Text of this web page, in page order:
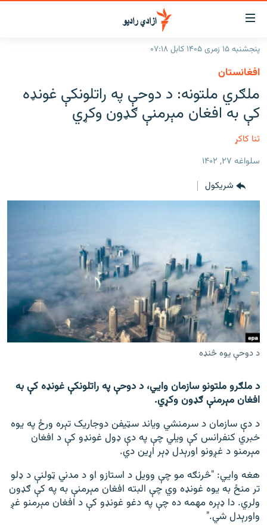
د
لاسرسۍ
وړ
لېنکونه
متن
ته
ورتلل
اصلي
ته
لټون
راپورونه
افغانستانخبرونه
د خپرونو جدول
اونیزې خپرونې
انځوریزه برخه
'کووېډ-۱۹'
اړیکه
دري پاڼه
Azadi English
راسره ملګري شئ
د ازادې اروپا/ ازادي راډيو ټولې پاڼې
پنجشنبه ۱۵ زمری ۱۴۰۵ کابل ۰۷:۱۸
افغانستان
ملګري ملتونه: د دوحې په راتلونکې غونډه
کې به افغان مېرمنې ګډون وکړي
ثنا کاکړ
سلواغه ۲۷, ۱۴۰۲
شريکول
د دوحې یوه څنډه
د ملګرو ملتونو سازمان وايي، د دوحې په راتلونکې غونډه کې به
افغان مېرمنې ګډون وکړي.
د دې سازمان د سرمنشي ویاند سټیفن دوجاریک تېره ورځ په یوه
خبري کنفرانس کې ویلي چې په دې ډول غونډو کې د افغان
مېرمنو د غږونو اورېدل ډېر اړين دي.
هغه وايي: "څرنګه مو چې وویل د استازو او د مدني ټولنې د ډلو
تر منځ به یوه غونډه وي چې البته افغان مېرمنې به په کې ګډون
ولري. دا ډېره مهمه ده چې په دغو غونډو کې د افغان مېرمنو غږ
واورېدل شي."